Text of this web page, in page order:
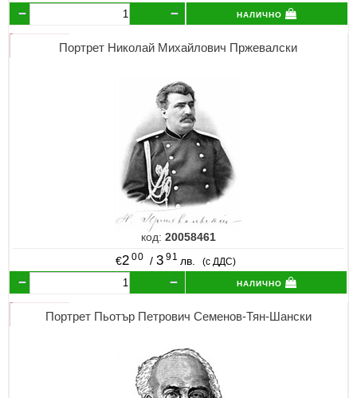
налично
Портрет Николай Михайлович Пржевалски
код: 20058461
€2 00 / 3 91 лв. (с ДДС)
налично
Портрет Пьотър Петрович Семенов-Тян-Шански